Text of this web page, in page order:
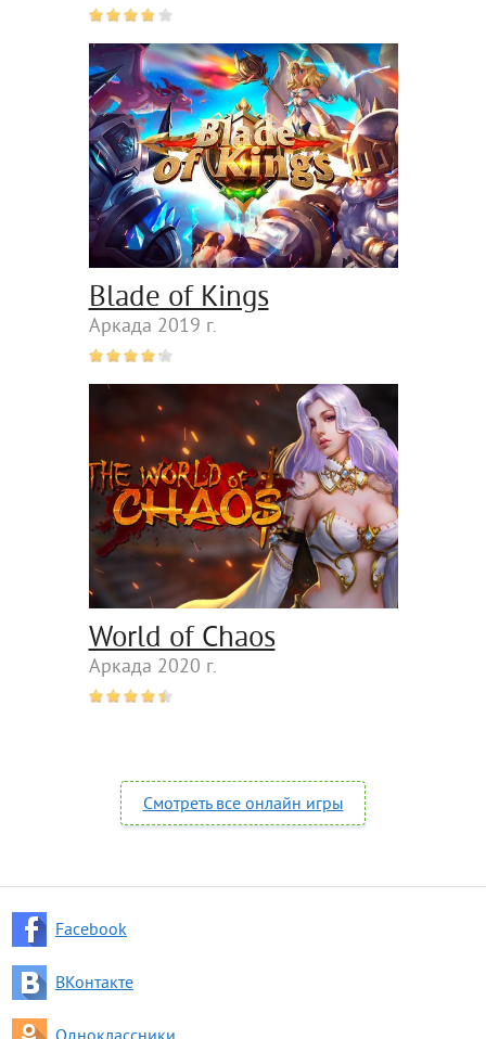
Blade of Kings
Аркада 2019 г.
World of Chaos
Аркада 2020 г.
Смотреть все онлайн игры
Facebook
ВКонтакте